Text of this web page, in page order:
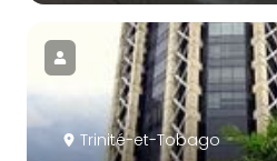
Trinité-et-Tobago